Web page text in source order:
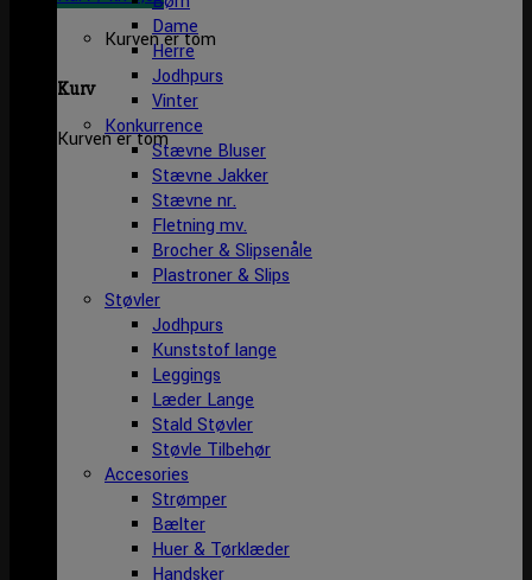
Kurven er tom
Kurv
Kurven er tom
Dame
Herre
Jodhpurs
Vinter
Konkurrence
Stævne Bluser
Stævne Jakker
Stævne nr.
Fletning mv.
Brocher & Slipsenåle
Plastroner & Slips
Støvler
Jodhpurs
Kunststof lange
Leggings
Læder Lange
Stald Støvler
Støvle Tilbehør
Accesories
Strømper
Bælter
Huer & Tørklæder
Handsker